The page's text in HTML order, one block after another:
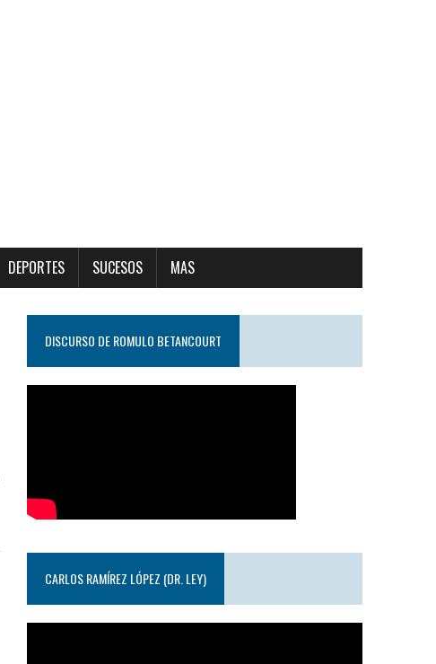
DEPORTES SUCESOS MAS
DISCURSO DE ROMULO BETANCOURT
CARLOS RAMÍREZ LÓPEZ (DR. LEY)